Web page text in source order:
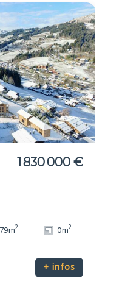
1 830 000 €
2 0m2
+ infos